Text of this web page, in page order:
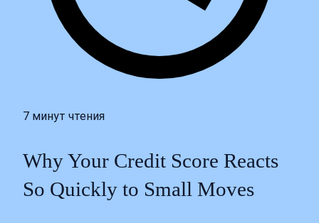
7 минут чтения
Why Your Credit Score Reacts
So Quickly to Small Moves